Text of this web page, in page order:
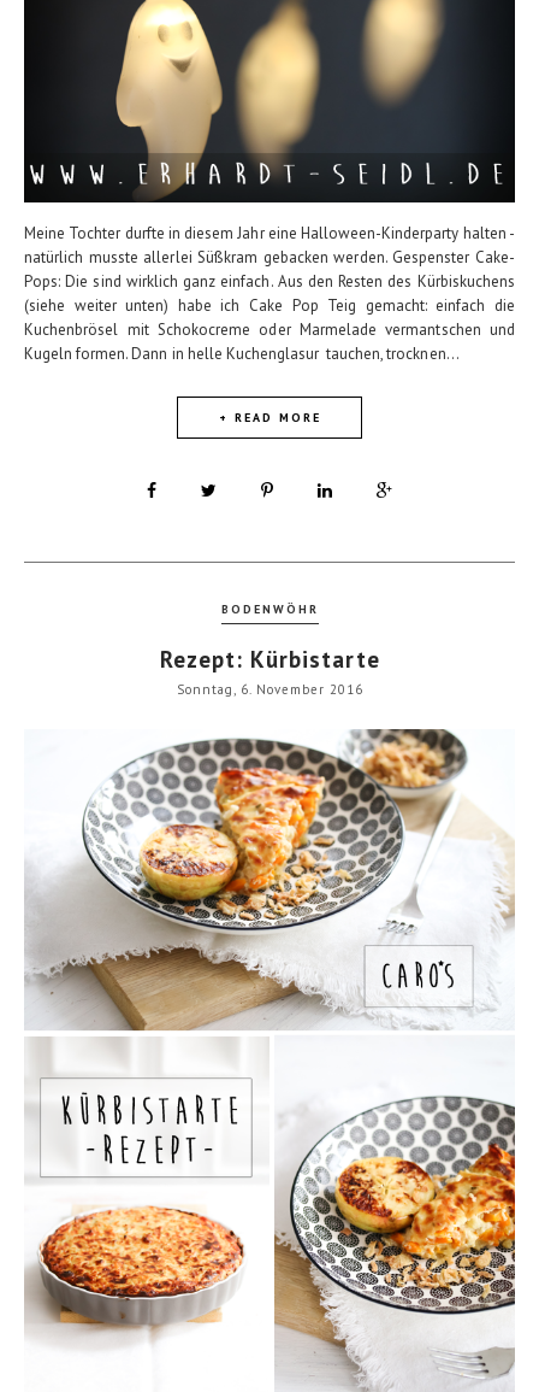
Meine Tochter durfte in diesem Jahr eine Halloween-Kinderparty halten -
natürlich musste allerlei Süßkram gebacken werden. Gespenster Cake-
Pops: Die sind wirklich ganz einfach. Aus den Resten des Kürbiskuchens
(siehe weiter unten) habe ich Cake Pop Teig gemacht: einfach die
Kuchenbrösel mit Schokocreme oder Marmelade vermantschen und
Kugeln formen. Dann in helle Kuchenglasur tauchen, trocknen...
+ READ MORE
BODENWÖHR
Rezept: Kürbistarte
Sonntag, 6. November 2016